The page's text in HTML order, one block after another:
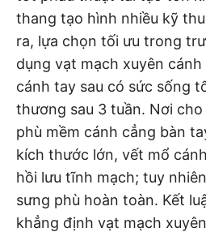
thang tạo hình nhiều kỹ
ra, lựa chọn tối ưu trong
dụng vạt mạch xuyên cánh
cánh tay sau có sức sống
thương sau 3 tuần. Nơi
phù mềm cánh cẳng bàn
kích thước lớn, vết mổ
hồi lưu tĩnh mạch; tuy
sưng phù hoàn toàn. Kết
khẳng định vạt mạch